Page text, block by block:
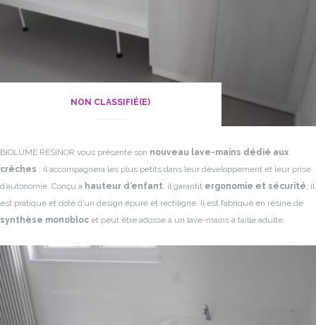
NON CLASSIFIÉ(E)
BIOLUME RESINOR vous présente son nouveau lave-mains dédié aux
crèches : il accompagnera les plus petits dans leur développement et leur prise
d’autonomie. Conçu à hauteur d’enfant , il garantit ergonomie et sécurité , il
est pratique et doté d’un design épuré et rectiligne. Il est fabriqué en résine de
synthèse monobloc et peut être adossé à un lave-mains à taille adulte.